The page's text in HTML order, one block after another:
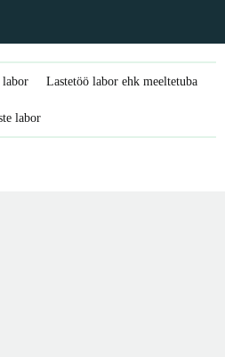
labor Lastetöö labor ehk meeltetuba
labor